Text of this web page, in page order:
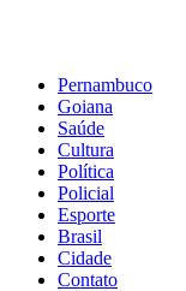
Pernambuco
Goiana
Saúde
Cultura
Política
Policial
Esporte
Brasil
Cidade
Contato